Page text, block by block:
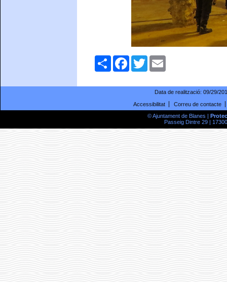
ComparteixFacebookTwitter
Data de realització: 09/29/
Accessibilitat
Correu de contacte
© Ajuntament de Blanes |
Passeig Dintre 29 |